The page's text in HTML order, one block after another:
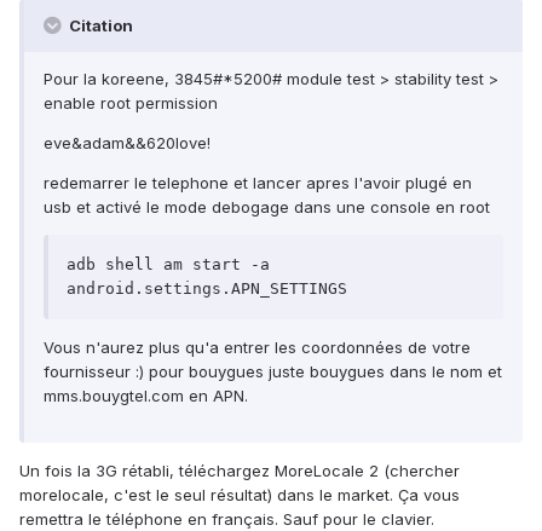
Citation
Pour la koreene, 3845#*5200# module test > stability test >
enable root permission
eve&adam&&620love!
redemarrer le telephone et lancer apres l'avoir plugé en
usb et activé le mode debogage dans une console en root
adb shell am start -a
android.settings.APN_SETTINGS
Vous n'aurez plus qu'a entrer les coordonnées de votre
fournisseur :) pour bouygues juste bouygues dans le nom et
mms.bouygtel.com en APN.
Un fois la 3G rétabli, téléchargez MoreLocale 2 (chercher
morelocale, c'est le seul résultat) dans le market. Ça vous
remettra le téléphone en français. Sauf pour le clavier.